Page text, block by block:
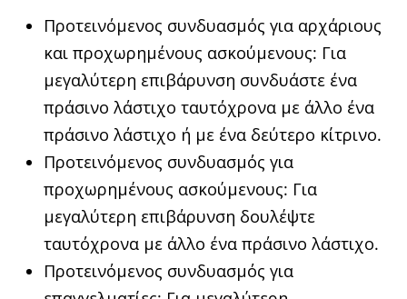
Προτεινόμενος συνδυασμός για αρχάριους
και προχωρημένους ασκούμενους: Για
μεγαλύτερη επιβάρυνση συνδυάστε ένα
πράσινο λάστιχο ταυτόχρονα με άλλο ένα
πράσινο λάστιχο ή με ένα δεύτερο κίτρινο.
Προτεινόμενος συνδυασμός για
προχωρημένους ασκούμενους: Για
μεγαλύτερη επιβάρυνση δουλέψτε
ταυτόχρονα με άλλο ένα πράσινο λάστιχο.
Προτεινόμενος συνδυασμός για